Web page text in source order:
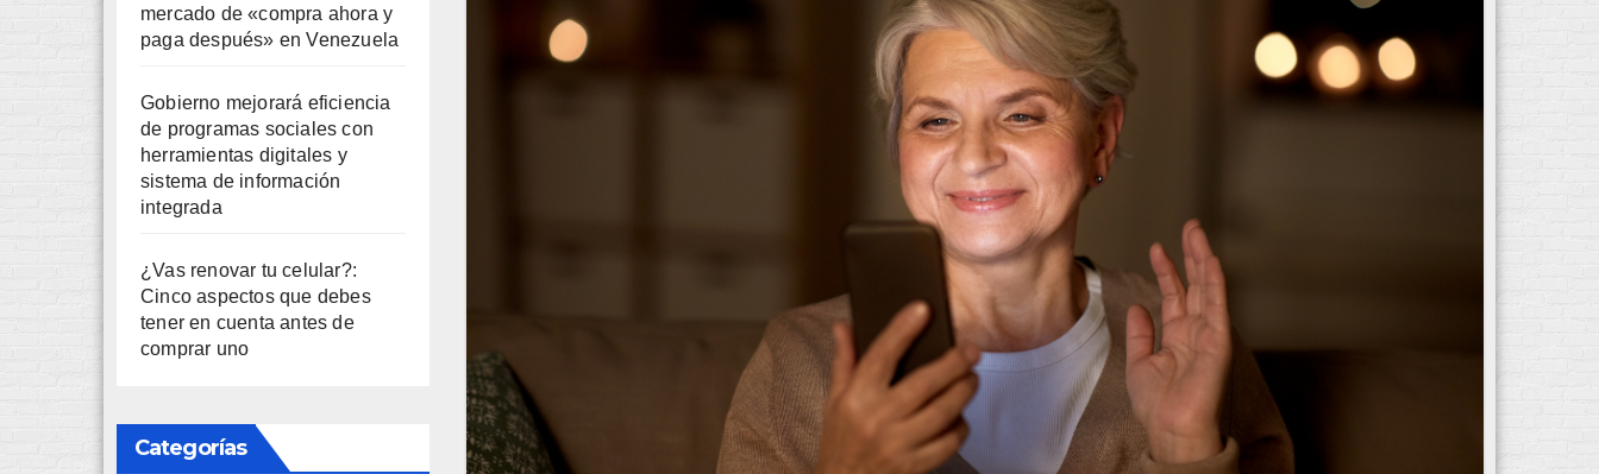
mercado de «compra ahora y
paga después» en Venezuela
Gobierno mejorará eficiencia
de programas sociales con
herramientas digitales y
sistema de información
integrada
¿Vas renovar tu celular?:
Cinco aspectos que debes
tener en cuenta antes de
comprar uno
Categorías